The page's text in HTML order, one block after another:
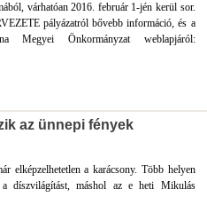
várhatóan 2016. február 1-jén kerül sor.
pályázatról bővebb információ, és a
Megyei Önkormányzat weblapjáról:
az ünnepi fények
elképzelhetetlen a karácsony. Több helyen
a díszvilágítást, máshol az e heti Mikulás